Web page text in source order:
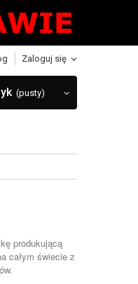
Zaloguj się
(pusty)
produkującą
całym świecie z